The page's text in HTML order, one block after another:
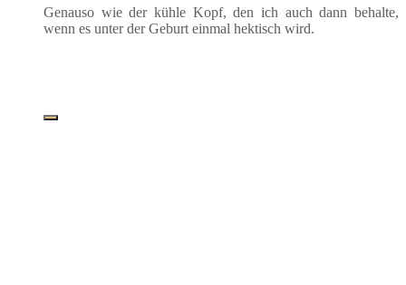
Genau­so wie der küh­le Kopf, den ich auch dann behal­te,
wenn es unter der Geburt ein­mal hek­tisch wird.